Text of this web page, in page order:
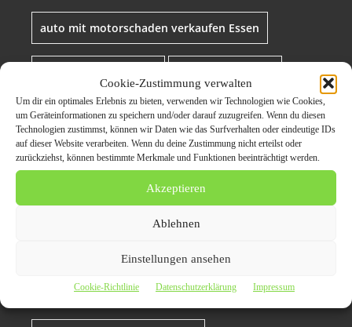
Cookie-Zustimmung verwalten
Um dir ein optimales Erlebnis zu bieten, verwenden wir Technologien wie Cookies,
um Geräteinformationen zu speichern und/oder darauf zuzugreifen. Wenn du diesen
Technologien zustimmst, können wir Daten wie das Surfverhalten oder eindeutige IDs
auf dieser Website verarbeiten. Wenn du deine Zustimmung nicht erteilst oder
zurückziehst, können bestimmte Merkmale und Funktionen beeinträchtigt werden.
Akzeptieren
Ablehnen
Einstellungen ansehen
Cookie-Richtlinie Datenschutzerklärung Impressum
auto mit motorschaden verkaufen Essen
defektes auto verkaufen Essen
Gebrauchtwagen ankauf Essen
getriebeschaden ankauf Essen
Unfallwagen ankauf Essen